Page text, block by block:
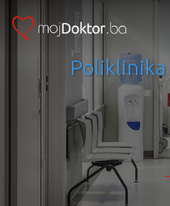
Poliklinika